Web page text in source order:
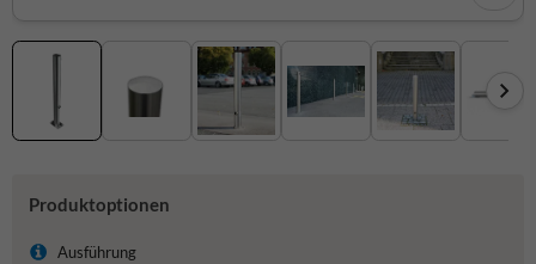
Produktoptionen
Ausführung